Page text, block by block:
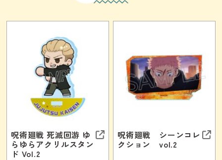
呪術廻戦 死滅回游 ゆ
らゆらアクリルスタン
ド Vol.2
呪術廻戦 シーンコレ
クション vol.2